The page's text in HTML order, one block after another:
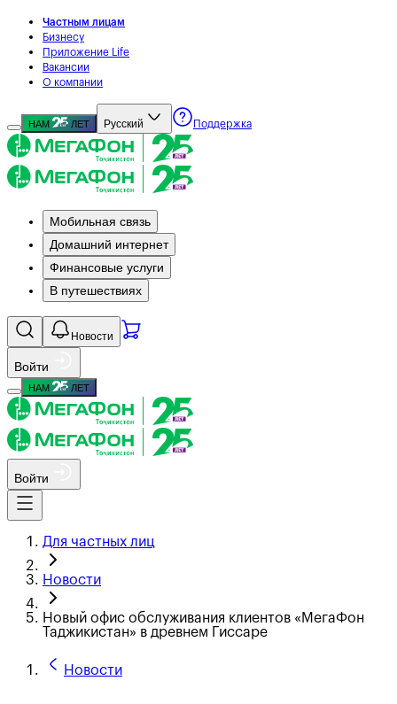
Частным лицам
Бизнесу
Приложение Life
Вакансии
О компании
НАМ ЛЕТ Русский Поддержка
Мобильная связь
Домашний интернет
Финансовые услуги
В путешествиях
Новости
Войти
НАМ ЛЕТ
Войти
Для частных лиц
Новости
Новый офис обслуживания клиентов «МегаФон
Таджикистан» в древнем Гиссаре
Новости